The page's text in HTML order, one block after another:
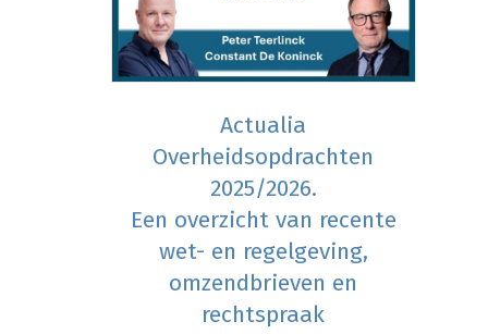
Actualia
Overheidsopdrachten
2025/2026.
Een overzicht van recente
wet- en regelgeving,
omzendbrieven en
rechtspraak